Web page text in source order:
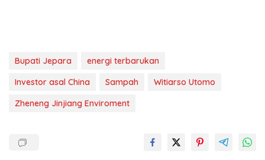
Bupati Jepara
energi terbarukan
Investor asal China
Sampah
Witiarso Utomo
Zheneng Jinjiang Enviroment